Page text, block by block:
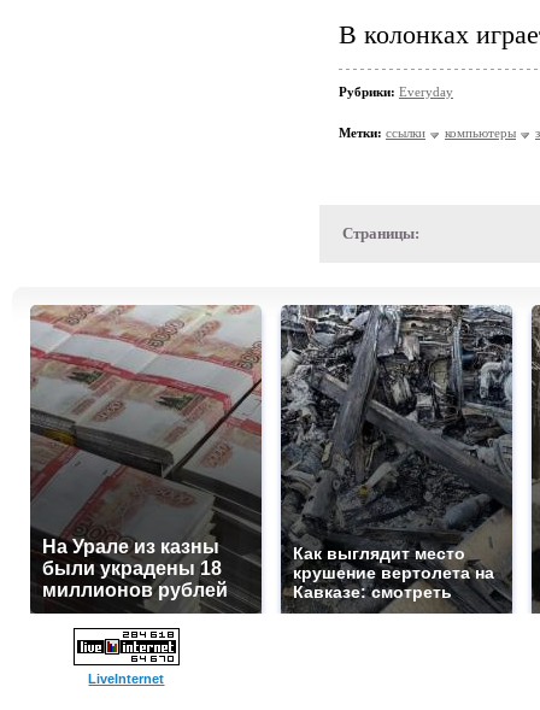
В колонках
Рубрики: Everyday
Метки: ссылки компьютеры
Страницы:
На Урале из казны
были украдены 18
миллионов рублей
Как выглядит место
крушение вертолета на
Кавказе: смотреть
LiveInternet